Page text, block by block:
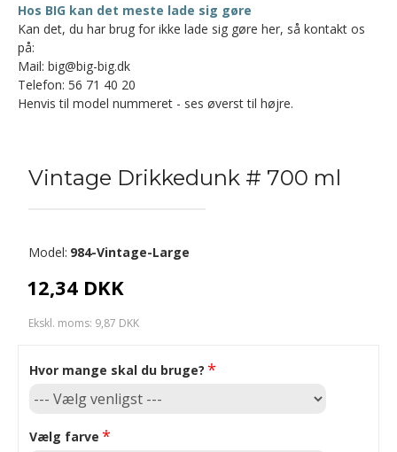
Hos BIG kan det meste lade sig gøre
Kan det, du har brug for ikke lade sig gøre her, så kontakt os
på:
Mail: big@big-big.dk
Telefon: 56 71 40 20
Henvis til model nummeret - ses øverst til højre.
Vintage Drikkedunk # 700 ml
12,34 DKK
Ekskl. moms: 9,87 DKK
Model: 984-Vintage-Large
Hvor mange skal du bruge?
Vælg farve